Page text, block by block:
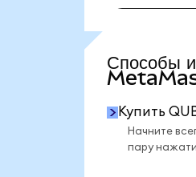
Способы
Купить
Начните
пару